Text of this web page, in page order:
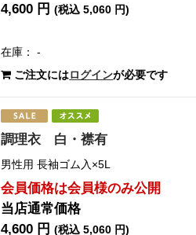
4,600 円(税込 5,060 円)
在庫： -
ご注文にはログインが必要です
調理衣 白・襟有
男性用 長袖ゴム入×5L
会員価格は会員様のみ公開
当店通常価格
4,600 円(税込 5,060 円)